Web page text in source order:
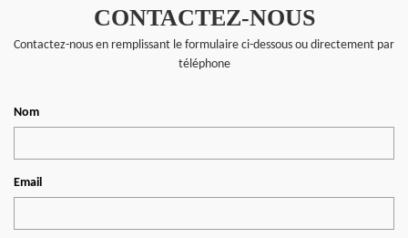
CONTACTEZ-NOUS
Contactez-nous en remplissant le formulaire ci-dessous ou directement par
téléphone
Nom
Email